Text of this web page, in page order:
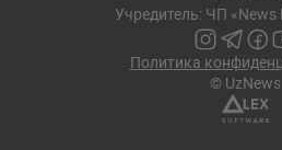
Учредитель: ЧП «News
Политика
© UzNews